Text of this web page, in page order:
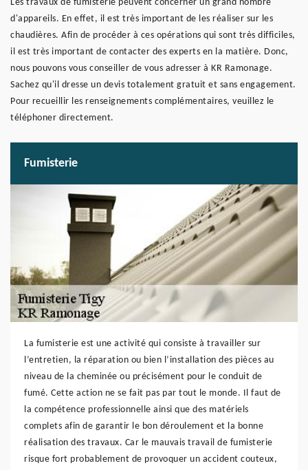
Les travaux de fumisterie peuvent concerner un grand nombre
d'appareils. En effet, il est très important de les réaliser sur les
chaudières. Afin de procéder à ces opérations qui sont très difficiles,
il est très important de contacter des experts en la matière. Donc,
nous pouvons vous conseiller de vous adresser à KR Ramonage.
Sachez qu'il dresse un devis totalement gratuit et sans engagement.
Pour recueillir les renseignements complémentaires, veuillez le
téléphoner directement.
Fumisterie
La fumisterie est une activité qui consiste à travailler sur
l’entretien, la réparation ou bien l’installation des pièces au
niveau de la cheminée ou précisément pour le conduit de
fumé. Cette action ne se fait pas par tout le monde. Il faut de
la compétence professionnelle ainsi que des matériels
complets afin de garantir le bon déroulement et la bonne
réalisation des travaux. Car le mauvais travail de fumisterie
risque fort probablement de provoquer un accident couteux,